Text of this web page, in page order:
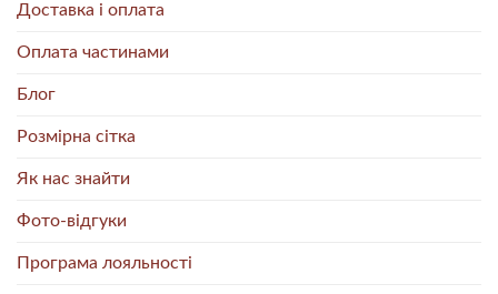
Доставка і оплата
Оплата частинами
Блог
Розмірна сітка
Як нас знайти
Фото-відгуки
Програма лояльності